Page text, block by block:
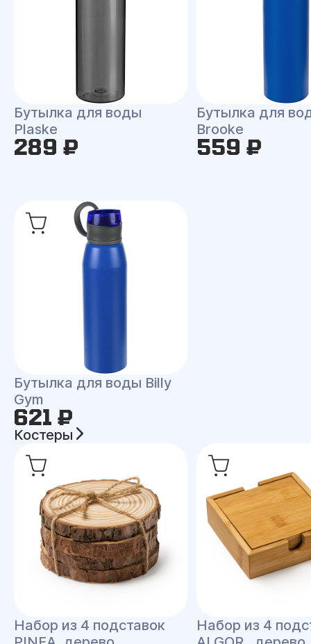
Бутылка для воды
Plaske
289 ₽
Бутылка для
Brooke
559 ₽
Бутылка для воды Billy
Gym
621 ₽
Костеры
Набор из 4 подставок
Набор из 4